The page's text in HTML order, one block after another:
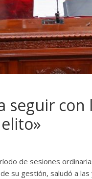
seguir
de sesiones
su gestión, saludó a